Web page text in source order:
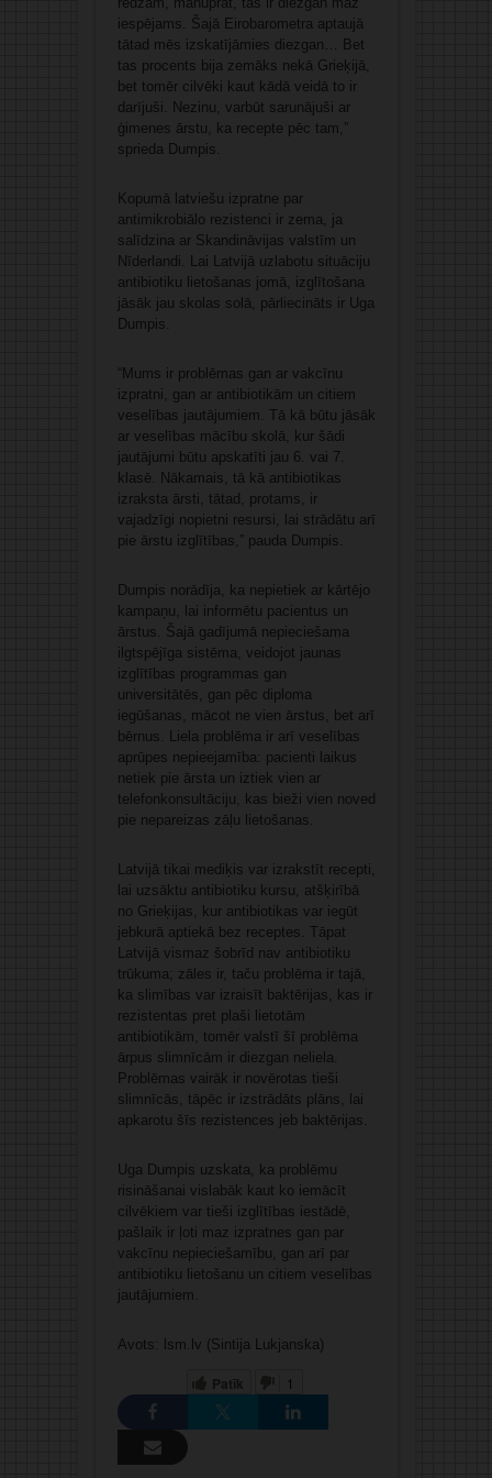
iespējams. Šajā Eirobarometra aptaujā
tātad mēs izskatījāmies diezgan… Bet
tas procents bija zemāks nekā Grieķijā,
bet tomēr cilvēki kaut kādā veidā to ir
darījuši. Nezinu, varbūt sarunājuši ar
ģimenes ārstu, ka recepte pēc tam,”
sprieda Dumpis.
Kopumā latviešu izpratne par
antimikrobiālo rezistenci ir zema, ja
salīdzina ar Skandināvijas valstīm un
Nīderlandi. Lai Latvijā uzlabotu situāciju
antibiotiku lietošanas jomā, izglītošana
jāsāk jau skolas solā, pārliecināts ir Uga
Dumpis.
“Mums ir problēmas gan ar vakcīnu
izpratni, gan ar antibiotikām un citiem
veselības jautājumiem. Tā kā būtu jāsāk
ar veselības mācību skolā, kur šādi
jautājumi būtu apskatīti jau 6. vai 7.
klasē. Nākamais, tā kā antibiotikas
izraksta ārsti, tātad, protams, ir
vajadzīgi nopietni resursi, lai strādātu arī
pie ārstu izglītības,” pauda Dumpis.
Dumpis norādīja, ka nepietiek ar kārtējo
kampaņu, lai informētu pacientus un
ārstus. Šajā gadījumā nepieciešama
ilgtspējīga sistēma, veidojot jaunas
izglītības programmas gan
universitātēs, gan pēc diploma
iegūšanas, mācot ne vien ārstus, bet arī
bērnus. Liela problēma ir arī veselības
aprūpes nepieejamība: pacienti laikus
netiek pie ārsta un iztiek vien ar
telefonkonsultāciju, kas bieži vien noved
pie nepareizas zāļu lietošanas.
Latvijā tikai mediķis var izrakstīt recepti,
lai uzsāktu antibiotiku kursu, atšķirībā
no Grieķijas, kur antibiotikas var iegūt
jebkurā aptiekā bez receptes. Tāpat
Latvijā vismaz šobrīd nav antibiotiku
trūkuma; zāles ir, taču problēma ir tajā,
ka slimības var izraisīt baktērijas, kas ir
rezistentas pret plaši lietotām
antibiotikām, tomēr valstī šī problēma
ārpus slimnīcām ir diezgan neliela.
Problēmas vairāk ir novērotas tieši
slimnīcās, tāpēc ir izstrādāts plāns, lai
apkarotu šīs rezistences jeb baktērijas.
Uga Dumpis uzskata, ka problēmu
risināšanai vislabāk kaut ko iemācīt
cilvēkiem var tieši izglītības iestādē,
pašlaik ir ļoti maz izpratnes gan par
vakcīnu nepieciešamību, gan arī par
antibiotiku lietošanu un citiem veselības
jautājumiem.
Avots: lsm.lv (Sintija Lukjanska)
Patīk 1